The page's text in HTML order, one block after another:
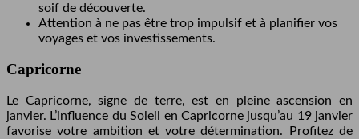
soif de découverte.
Attention à ne pas être trop impulsif et à planifier vos
voyages et vos investissements.
Capricorne
Le Capricorne, signe de terre, est en pleine ascension en
janvier. L’influence du Soleil en Capricorne jusqu’au 19 janvier
favorise votre ambition et votre détermination. Profitez de